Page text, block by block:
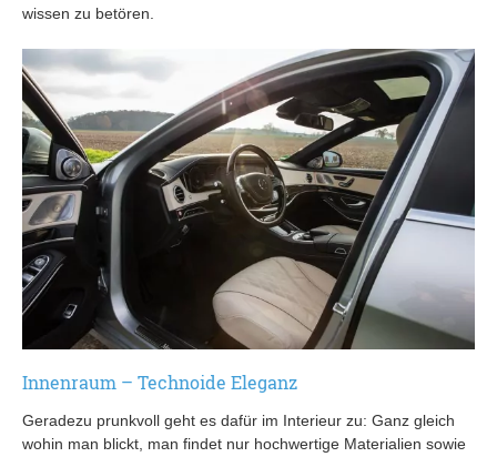
wissen zu betören.
Innenraum – Technoide Eleganz
Geradezu prunkvoll geht es dafür im Interieur zu: Ganz gleich
wohin man blickt, man findet nur hochwertige Materialien sowie